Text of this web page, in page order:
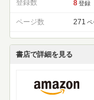
登録数 8 登録
ページ数 271 ペ
書店で詳細を見る